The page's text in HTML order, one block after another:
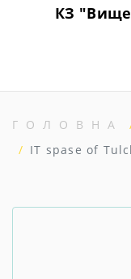
КЗ
ГОЛОВНА
IT spase of